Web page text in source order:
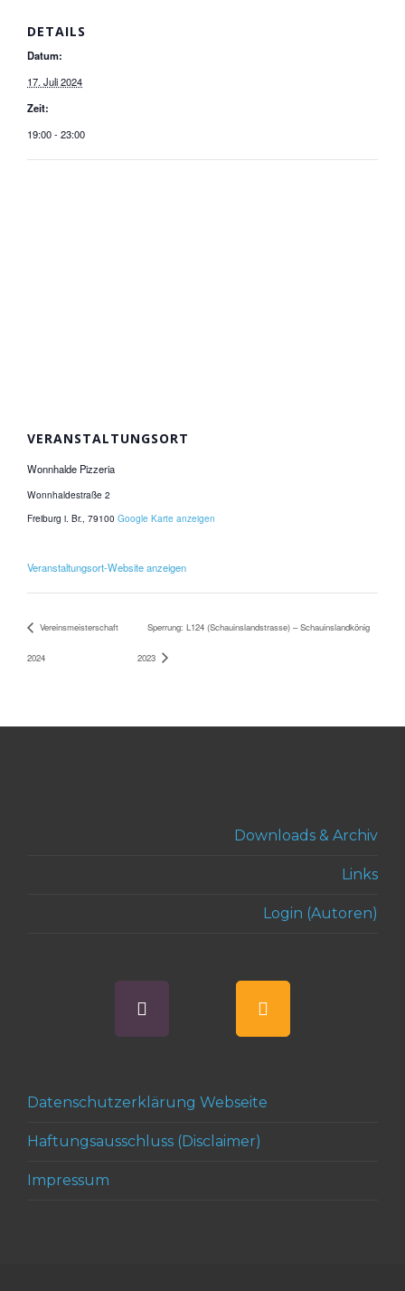
DETAILS
Datum:
17. Juli 2024
Zeit:
19:00 - 23:00
VERANSTALTUNGSORT
Wonnhalde Pizzeria
Wonnhaldestraße 2
Freiburg i. Br., 79100 Google Karte anzeigen
Veranstaltungsort-Website anzeigen
Vereinsmeisterschaft
2024
Sperrung: L124 (Schauinslandstrasse) – Schauinslandkönig
2023
Downloads & Archiv
Links
Login (Autoren)
Datenschutzerklärung Webseite
Haftungsausschluss (Disclaimer)
Impressum